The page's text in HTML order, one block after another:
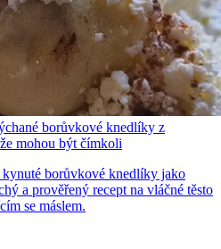
borůvkové knedlíky z
mohou být čímkoli
borůvkové knedlíky jako
a prověřený recept na vláčné těsto
se máslem.